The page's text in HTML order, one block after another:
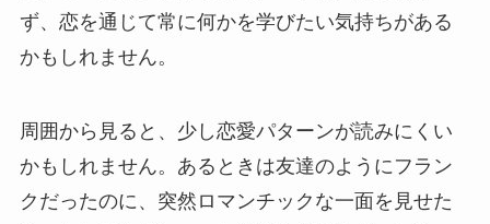
ず、恋を通じて常に何かを学びたい気持ちがある
かもしれません。
周囲から見ると、少し恋愛パターンが読みにくい
かもしれません。あるときは友達のようにフラン
クだったのに、突然ロマンチックな一面を見せた